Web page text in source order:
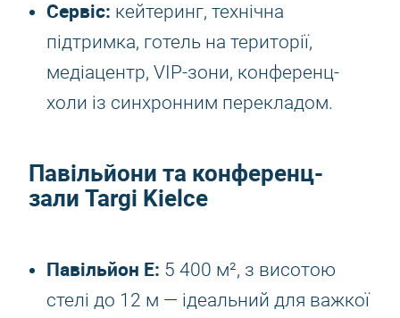
Сервіс: кейтеринг, технічна
підтримка, готель на території,
медіацентр, VIP-зони, конференц-
холи із синхронним перекладом.
Павільйони та конференц-
зали Targi Kielce
Павільйон E: 5 400 м², з висотою
стелі до 12 м — ідеальний для важкої